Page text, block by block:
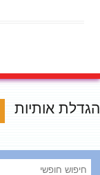
הגדלת אותיות